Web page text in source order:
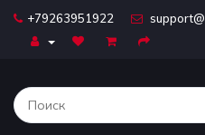
+79263951922
Комплектующие